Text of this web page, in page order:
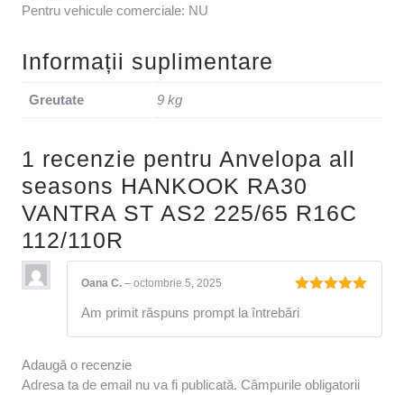
Pentru vehicule comerciale: NU
Informații suplimentare
Greutate 9 kg
1 recenzie pentru Anvelopa all
seasons HANKOOK RA30
VANTRA ST AS2 225/65 R16C
112/110R
5
Oana C. – octombrie 5, 2025
Am primit răspuns prompt la întrebări
Adaugă o recenzie
Adresa ta de email nu va fi publicată. Câmpurile obligatorii